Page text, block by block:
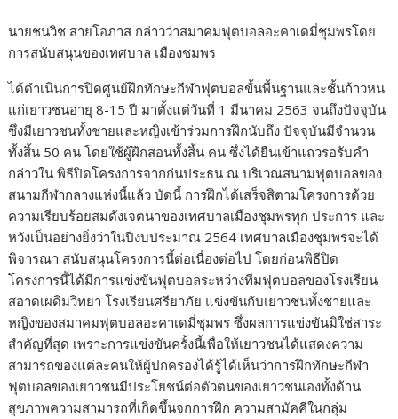
นายชนวิช สายโอภาส กล่าวว่าสมาคมฟุตบอลอะคาเดมี่ชุมพรโดย
การสนับสนุนของเทศบาล เมืองชมพร
ได้ดำเนินการปิดศูนย์ฝึกทักษะกีฬาฟุตบอลขั้นพื้นฐานและชั้นก้าวหน
แก่เยาวชนอายุ 8-15 ปี มาตั้งแต่วันที่ 1 มีนาคม 2563 จนถึงปัจจุบัน
ซึ่งมีเยาวชนทั้งชายและหญิงเข้าร่วมการฝึกนับถึง ปัจจุบันมีจำนวน
ทั้งสิ้น 50 คน โดยใช้ผู้ฝึกสอนทั้งสิ้น คน ซึ่งได้ยืนเข้าแถวรอรับคำ
กล่าวใน พิธีปิดโครงการจากก่นประธน ณ บริเวณสนามฟุตบอลของ
สนามกีฬากลางแห่งนี้แล้ว บัดนี้ การฝึกได้เสร็จสิตามโครงการด้วย
ความเรียบร้อยสมดังเจตนาของเทศบาลเมืองชุมพรทุก ประการ และ
หวังเป็นอย่างยิ่งว่าในปีงบประมาณ 2564 เทศบาลเมืองชุมพรจะได้
พิจารณา สนับสนุนโครงการนี้ต่อเนื่องต่อไป โดยก่อนพิธีปิด
โครงการนี้ได้มีการแข่งขันฟุตบอลระหว่างทีมฟุตบอลของโรงเรียน
สอาดเผดิมวิทยา โรงเรียนศรียาภัย แข่งขันกับเยาวชนทั้งชายและ
หญิงของสมาคมฟุตบอลอะคาเดมี่ชุมพร ซึ่งผลการแข่งขันมิใช่สาระ
สำคัญที่สุด เพราะการแข่งขันครั้งนี้เพื่อให้เยาวชนได้แสดงความ
สามารถของแต่ละคนให้ผู้ปกครองได้รู้ได้เห็นว่าการฝึกทักษะกีฬา
ฟุตบอลของเยาวชนมีประโยชน์ต่อตัวตนของเยาวชนเองทั้งด้าน
สุขภาพความสามารถที่เกิดขึ้นจกการฝึก ความสามัคคีในกลุ่ม